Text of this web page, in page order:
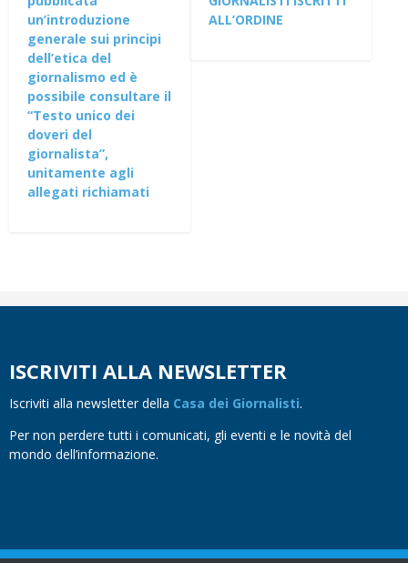
un’introduzione
generale sui principi
dell’etica del
giornalismo ed è
possibile consultare il
“Testo unico dei
doveri del
giornalista”,
unitamente agli
allegati richiamati
ALL’ORDINE
ISCRIVITI ALLA NEWSLETTER
Iscriviti alla newsletter della Casa dei Giornalisti.
Per non perdere tutti i comunicati, gli eventi e le novità del
mondo dell’informazione.